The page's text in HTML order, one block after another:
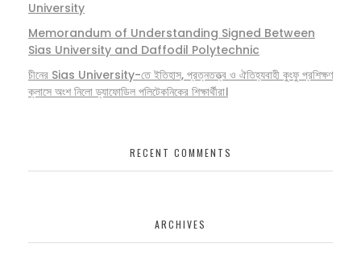
University
Memorandum of Understanding Signed Between
Sias University and Daffodil Polytechnic
চীনের Sias University-তে ইতিহাস, প্রত্নতত্ত্ব ও ঐতিহ্যবাহী কুংফু প্রশিক্ষণ
ক্লাসে অংশ নিলো ড্যাফোডিল পলিটেকনিকের শিক্ষার্থীরা।
RECENT COMMENTS
ARCHIVES